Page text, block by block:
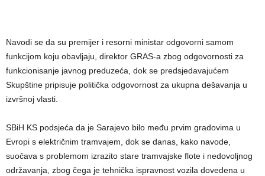
Navodi se da su premijer i resorni ministar odgovorni samom
funkcijom koju obavljaju, direktor GRAS-a zbog odgovornosti za
funkcionisanje javnog preduzeća, dok se predsjedavajućem
Skupštine pripisuje politička odgovornost za ukupna dešavanja u
izvršnoj vlasti.
SBiH KS podsjeća da je Sarajevo bilo među prvim gradovima u
Evropi s električnim tramvajem, dok se danas, kako navode,
suočava s problemom izrazito stare tramvajske flote i nedovoljnog
održavanja, zbog čega je tehnička ispravnost vozila dovedena u